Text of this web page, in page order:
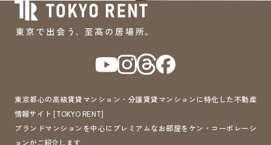
東京都心の高級賃貸マンション・分譲賃貸マンションに特化した不動産
情報サイト [TOKYO RENT]
ブランドマンションを中心にプレミアムなお部屋をケン・コーポレーシ
ョンがご紹介します